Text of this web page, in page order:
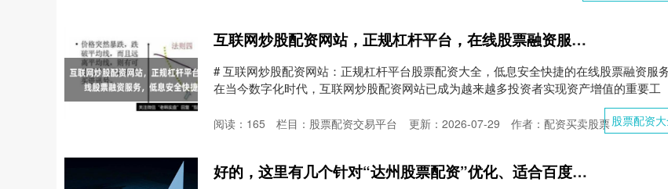
互联网炒股配资网站，正规杠杆平台，在线股票融资服务，低息安全快捷。
# 互联网炒股配资网站：正规杠杆平台股票配资大全，低息安全快捷的在线股票融资服
在当今数字化时代，互联网炒股配资网站已成为越来越多投资者实现资产增值的重要工
股票配资
更新：2026-07-29 作者：配资买卖股票
阅读： 165 栏目： 股票配资交易平台
好的，这里有几个针对“达州股票配资”优化、适合百度收录的标题，均在以内：